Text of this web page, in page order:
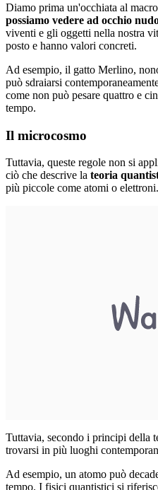
Diamo prima un'occhiata al
possiamo vedere ad occhio
viventi e gli oggetti nella nostra
posto e hanno valori concreti.
Ad esempio, il gatto Merlino,
può sdraiarsi
come non può pesare quattro e
tempo.
Il microcosmo
Tuttavia, queste regole non si
ciò che descrive la teoria
più piccole come atomi o elettroni.
Tuttavia, secondo i principi della
trovarsi in più luoghi
Ad esempio, un atomo può
tempo. I fisici quantistici si